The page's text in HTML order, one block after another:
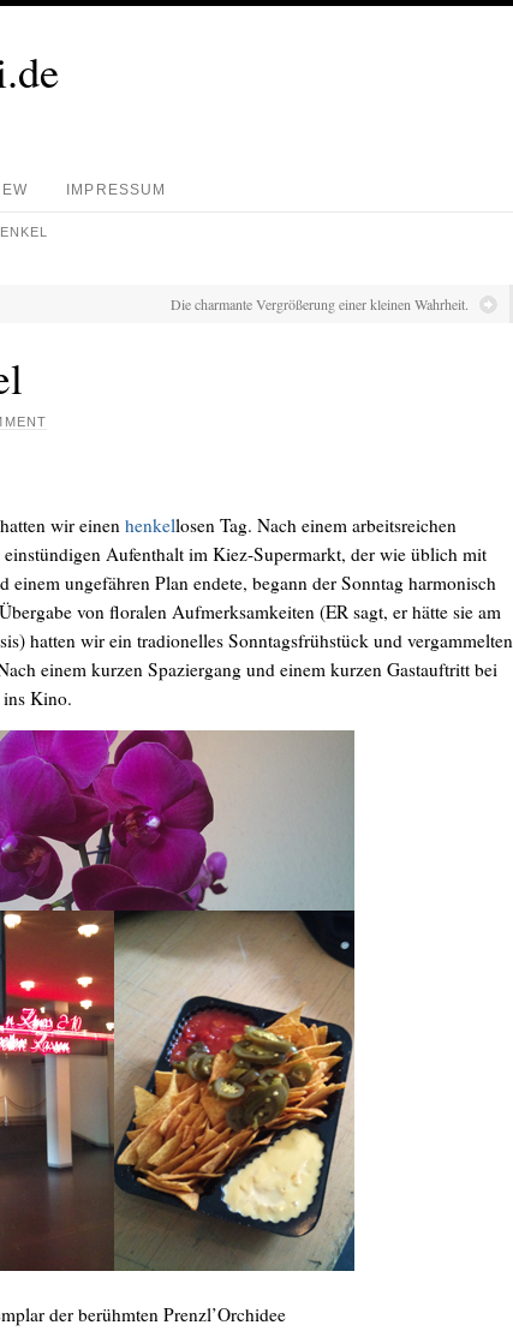
IMPRESSUM
Die charmante Vergrößerung einer kleinen Wahrheit.
wir einen henkellosen Tag. Nach einem arbeitsreichen
einstündigen Aufenthalt im Kiez-Supermarkt, der wie üblich mit
einem ungefähren Plan endete, begann der Sonntag harmonisch
von floralen Aufmerksamkeiten (ER sagt, er hätte sie am
hatten wir ein tradionelles Sonntagsfrühstück und vergammelten
einem kurzen Spaziergang und einem kurzen Gastauftritt bei
ins Kino.
der berühmten Prenzl’Orchidee